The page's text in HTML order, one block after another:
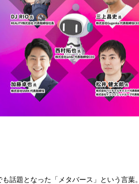
話題となった「メタバース」という言葉。